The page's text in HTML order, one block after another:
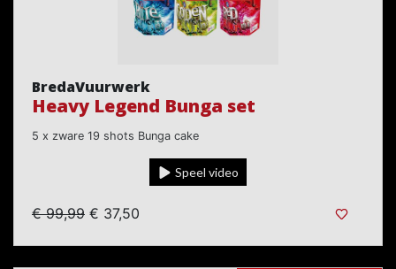
BredaVuurwerk
Heavy Legend Bunga set
5 x zware 19 shots Bunga cake
Speel video
€ 99,99 € 37,50